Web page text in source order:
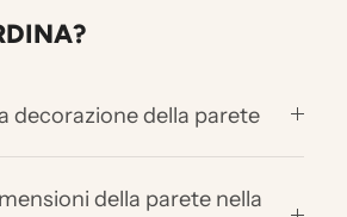
decorazione della parete
della parete nella